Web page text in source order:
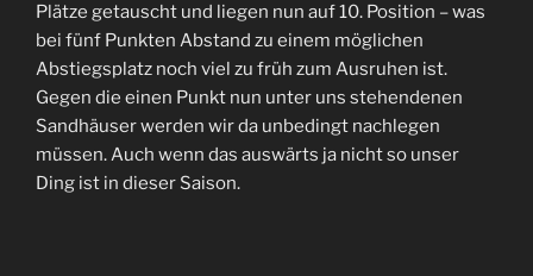
Plätze getauscht und liegen nun auf 10. Position – was
bei fünf Punkten Abstand zu einem möglichen
Abstiegsplatz noch viel zu früh zum Ausruhen ist.
Gegen die einen Punkt nun unter uns stehendenen
Sandhäuser werden wir da unbedingt nachlegen
müssen. Auch wenn das auswärts ja nicht so unser
Ding ist in dieser Saison.